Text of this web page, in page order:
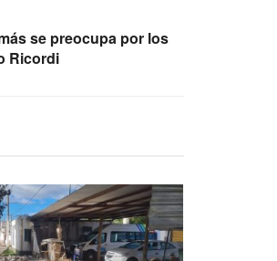
se preocupa por los
Ricordi